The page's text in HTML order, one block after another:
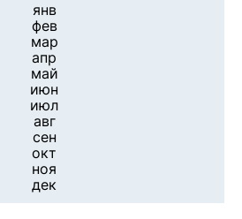
янв
фев
мар
апр
май
июн
июл
авг
сен
окт
ноя
дек